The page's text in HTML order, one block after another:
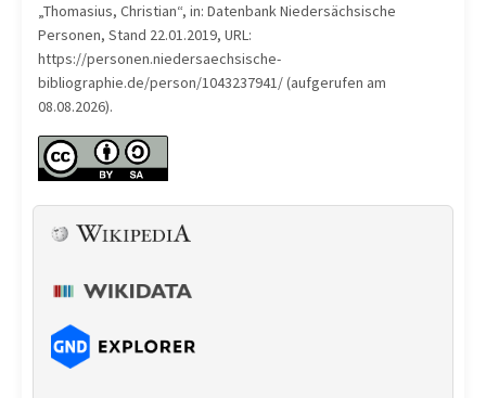
„Thomasius, Christian“, in: Datenbank Niedersächsische
Personen, Stand 22.01.2019, URL:
https://personen.niedersaechsische-
bibliographie.de/person/1043237941/ (aufgerufen am
08.08.2026).